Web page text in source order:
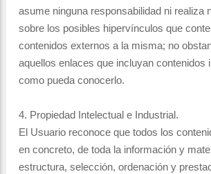
asume ninguna responsabilidad ni realiza
sobre los posibles hipervínculos que
contenidos externos a la misma; no
aquellos enlaces que incluyan contenidos
como pueda conocerlo.
4. Propiedad Intelectual e Industrial.
El Usuario reconoce que todos los
en concreto, de toda la información y
estructura, selección, ordenación y